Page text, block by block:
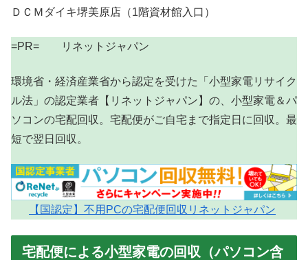
ＤＣＭダイキ堺美原店（1階資材館入口）
=PR= リネットジャパン
環境省・経済産業省から認定を受けた「小型家電リサイク
ル法」の認定業者【リネットジャパン】の、小型家電＆パ
ソコンの宅配回収。宅配便がご自宅まで指定日に回収。最
短で翌日回収。
【国認定】不用PCの宅配便回収リネットジャパン
宅配便による小型家電の回収（パソコン含